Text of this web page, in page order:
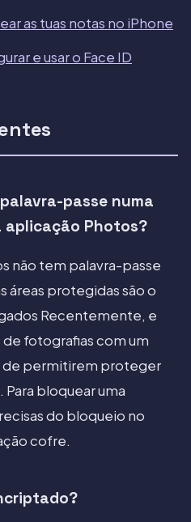
as tuas notas no iPhone
e usar o Face ID
passe numa
Photos?
não tem palavra-passe
áreas protegidas são o
Recentemente, e
fotografias com um
de permitirem proteger
bloquear uma
do bloqueio no
cofre.